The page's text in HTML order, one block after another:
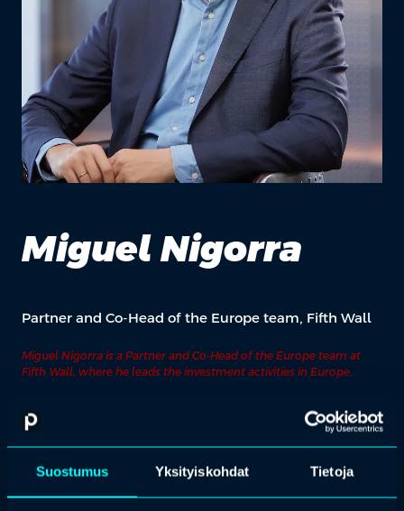
Suostumus Yksityiskohdat Tietoja
Miguel Nigorra
Partner and Co-Head of the Europe team, Fifth Wall
Miguel Nigorra is a Partner and Co-Head of the Europe team at
Fifth Wall, where he leads the investment activities in Europe.
years in the Madrid and London offices. As part of the digital
practice,he led teams across Europe in numerous real estate
engagements. He also was a Business Development & Strategy
Manager at Fon Wireless, the largest WiFi network in the world.
Miguel started his career at The Coca Cola Company and Diageo.